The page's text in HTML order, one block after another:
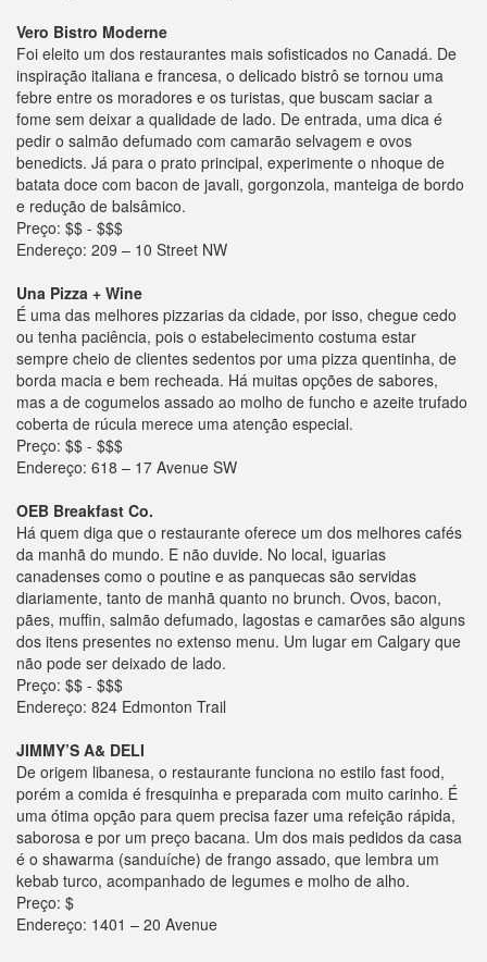
Vero Bistro Moderne
Foi eleito um dos restaurantes mais sofisticados no Canadá. De
inspiração italiana e francesa, o delicado bistrô se tornou uma
febre entre os moradores e os turistas, que buscam saciar a
fome sem deixar a qualidade de lado. De entrada, uma dica é
pedir o salmão defumado com camarão selvagem e ovos
benedicts. Já para o prato principal, experimente o nhoque de
batata doce com bacon de javali, gorgonzola, manteiga de bordo
e redução de balsâmico.
Preço: $$ - $$$
Endereço: 209 – 10 Street NW
Una Pizza + Wine
É uma das melhores pizzarias da cidade, por isso, chegue cedo
ou tenha paciência, pois o estabelecimento costuma estar
sempre cheio de clientes sedentos por uma pizza quentinha, de
borda macia e bem recheada. Há muitas opções de sabores,
mas a de cogumelos assado ao molho de funcho e azeite trufado
coberta de rúcula merece uma atenção especial.
Preço: $$ - $$$
Endereço: 618 – 17 Avenue SW
OEB Breakfast Co.
Há quem diga que o restaurante oferece um dos melhores cafés
da manhã do mundo. E não duvide. No local, iguarias
canadenses como o poutine e as panquecas são servidas
diariamente, tanto de manhã quanto no brunch. Ovos, bacon,
pães, muffin, salmão defumado, lagostas e camarões são alguns
dos itens presentes no extenso menu. Um lugar em Calgary que
não pode ser deixado de lado.
Preço: $$ - $$$
Endereço: 824 Edmonton Trail
JIMMY’S A& DELI
De origem libanesa, o restaurante funciona no estilo fast food,
porém a comida é fresquinha e preparada com muito carinho. É
uma ótima opção para quem precisa fazer uma refeição rápida,
saborosa e por um preço bacana. Um dos mais pedidos da casa
é o shawarma (sanduíche) de frango assado, que lembra um
kebab turco, acompanhado de legumes e molho de alho.
Preço: $
Endereço: 1401 – 20 Avenue